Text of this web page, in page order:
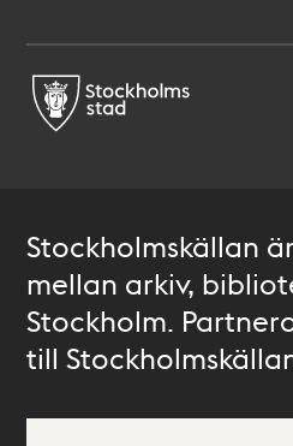
Stockholmskällan
mellan arkiv,
Stockholm.
till